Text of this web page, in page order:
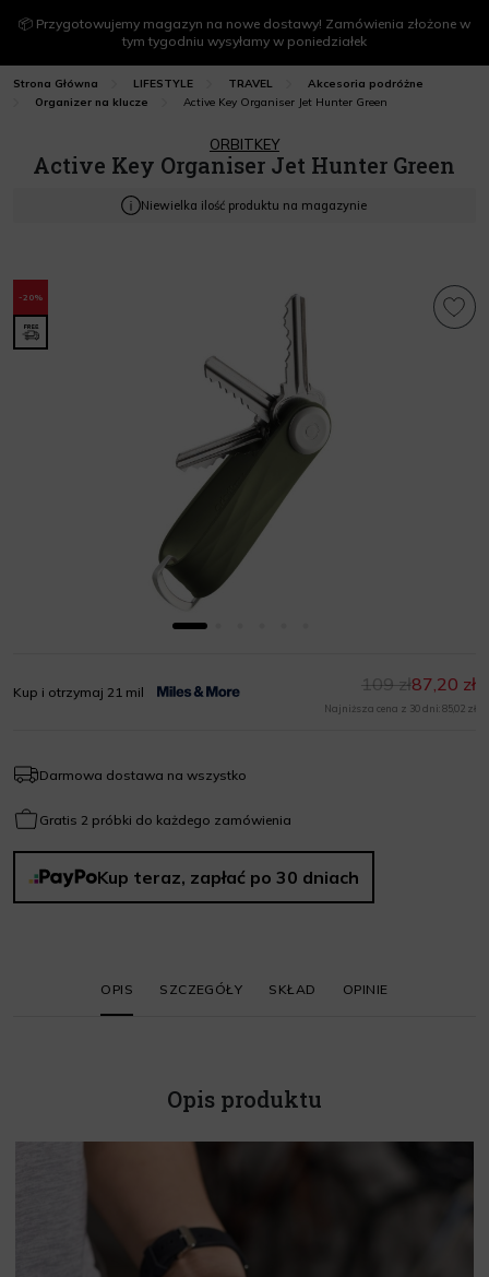
📦 Przygotowujemy magazyn na nowe dostawy! Zamówienia złożone w
tym tygodniu wysyłamy w poniedziałek
Strona Główna LIFESTYLE TRAVEL
Akcesoria podróżne
Organizer na klucze
Active Key Organiser Jet Hunter Green
ORBITKEY
Active Key Organiser Jet Hunter Green
Niewielka ilość produktu na magazynie
-20%
Kup i otrzymaj 21 mil 87,20 zł
109 zł
Najniższa cena z 30 dni: 85,02 zł
Darmowa dostawa na wszystko
Gratis 2 próbki do każdego zamówienia
Kup teraz, zapłać po 30 dniach
OPIS SZCZEGÓŁY SKŁAD OPINIE
Opis produktu